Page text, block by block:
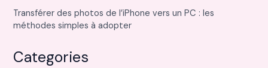
Transférer des photos de l’iPhone vers un PC : les
méthodes simples à adopter
Categories